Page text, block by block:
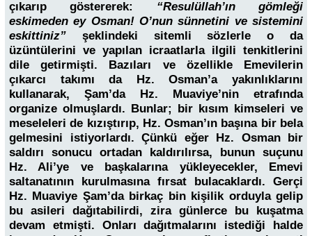
çıkarıp göstererek: “Resulüllah’ın gömleği
eskimeden ey Osman! O’nun sünnetini ve sistemini
eskittiniz” şeklindeki sitemli sözlerle o da
üzüntülerini ve yapılan icraatlarla ilgili tenkitlerini
dile getirmişti. Bazıları ve özellikle Emevilerin
çıkarcı takımı da Hz. Osman’a yakınlıklarını
kullanarak, Şam’da Hz. Muaviye’nin etrafında
organize olmuşlardı. Bunlar; bir kısım kimseleri ve
meseleleri de kızıştırıp, Hz. Osman’ın başına bir bela
gelmesini istiyorlardı. Çünkü eğer Hz. Osman bir
saldırı sonucu ortadan kaldırılırsa, bunun suçunu
Hz. Ali’ye ve başkalarına yükleyecekler, Emevi
saltanatının kurulmasına fırsat bulacaklardı. Gerçi
Hz. Muaviye Şam’da birkaç bin kişilik orduyla gelip
bu asileri dağıtabilirdi, zira günlerce bu kuşatma
devam etmişti. Onları dağıtmalarını istediği halde